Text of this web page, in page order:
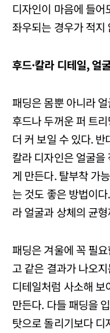
디자인이 마음에 들
좌우되는 경우가 적지
후드·칼라 디테일, 얼
패딩은 몸뿐 아니라
후드나 두꺼운 퍼 트
더 커 보일 수 있다.
칼라 디자인은 얼굴을
게 만든다. 탈부착 가
는 것도 좋은 방법이
라 얼굴과 상체의 균
패딩은 겨울에 꼭 필
고 같은 결과가 나오
디테일처럼 사소해
만든다. 다들 패딩을
탓으로 돌리기보다